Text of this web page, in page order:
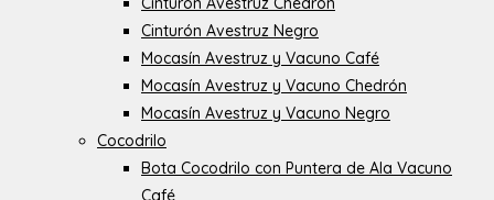
Cinturón Avestruz Negro
Mocasín Avestruz y Vacuno Café
Mocasín Avestruz y Vacuno Chedrón
Mocasín Avestruz y Vacuno Negro
Cocodrilo
Bota Cocodrilo con Puntera de Ala Vacuno
Café